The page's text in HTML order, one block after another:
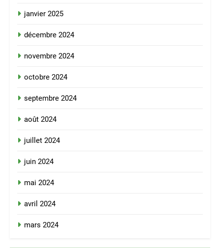
janvier 2025
décembre 2024
novembre 2024
octobre 2024
septembre 2024
août 2024
juillet 2024
juin 2024
mai 2024
avril 2024
mars 2024